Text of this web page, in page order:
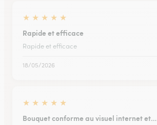
★ ★ ★ ★ ★
Rapide et efficace
Rapide et efficace
18/05/2026
★ ★ ★ ★ ★
Bouquet conforme au visuel internet et…